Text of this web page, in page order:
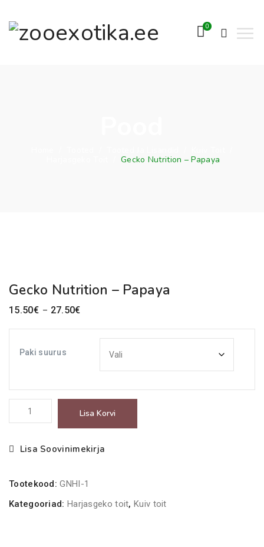
0
/Gecko Nutrition – Papaya
Gecko Nutrition – Papaya
15.50€ – 27.50€
15.50€
through
27.50€
Paki suurus
Gecko
Nutrition
Papaya
Lisa Korvi
Lisa Soovinimekirja
Tootekood:GNHI-1
Kategooriad: Harjasgeko toit,Kuiv toit